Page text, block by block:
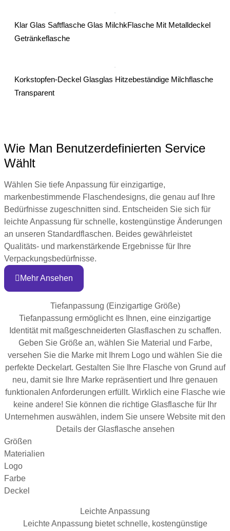
Klar Glas Saftflasche Glas MilchkFlasche Mit Metalldeckel
Getränkeflasche
Korkstopfen-Deckel Glasglas Hitzebeständige Milchflasche
Transparent
Wie Man Benutzerdefinierten Service
Wählt
Wählen Sie tiefe Anpassung für einzigartige,
markenbestimmende Flaschendesigns, die genau auf Ihre
Bedürfnisse zugeschnitten sind. Entscheiden Sie sich für
leichte Anpassung für schnelle, kostengünstige Änderungen
an unseren Standardflaschen. Beides gewährleistet
Qualitäts- und markenstärkende Ergebnisse für Ihre
Verpackungsbedürfnisse.
Mehr Ansehen
Tiefanpassung (Einzigartige Größe)
Tiefanpassung ermöglicht es Ihnen, eine einzigartige
Identität mit maßgeschneiderten Glasflaschen zu schaffen.
Geben Sie Größe an, wählen Sie Material und Farbe,
versehen Sie die Marke mit Ihrem Logo und wählen Sie die
perfekte Deckelart. Gestalten Sie Ihre Flasche von Grund auf
neu, damit sie Ihre Marke repräsentiert und Ihre genauen
funktionalen Anforderungen erfüllt. Wirklich eine Flasche wie
keine andere! Sie können die richtige Glasflasche für Ihr
Unternehmen auswählen, indem Sie unsere Website mit den
Details der Glasflasche ansehen
Größen
Materialien
Logo
Farbe
Deckel
Leichte Anpassung
Leichte Anpassung bietet schnelle, kostengünstige